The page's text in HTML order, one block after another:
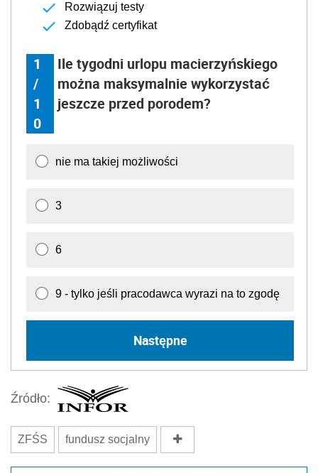
Rozwiązuj testy
Zdobądź certyfikat
1
/
1
0
Ile tygodni urlopu macierzyńskiego
można maksymalnie wykorzystać
jeszcze przed porodem?
nie ma takiej możliwości
3
6
9 - tylko jeśli pracodawca wyrazi na to zgodę
Następne
Źródło:
ZFŚS fundusz socjalny